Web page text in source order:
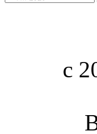
c